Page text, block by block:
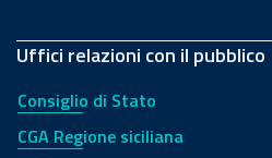
Uffici relazioni con il pubblico
Consiglio di Stato
CGA Regione siciliana